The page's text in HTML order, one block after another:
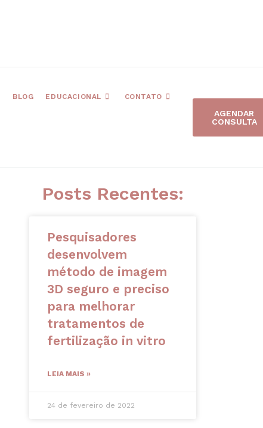
BLOG EDUCACIONAL CONTATO
AGENDAR
CONSULTA
Posts Recentes:
Pesquisadores
desenvolvem
método de imagem
3D seguro e preciso
para melhorar
tratamentos de
fertilização in vitro
LEIA MAIS »
24 de fevereiro de 2022